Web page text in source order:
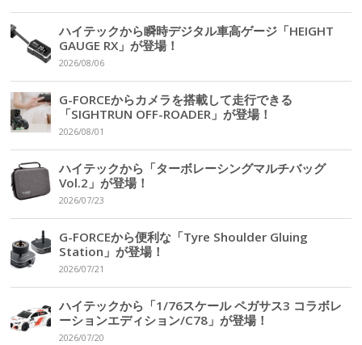
ハイテックから瞬時デジタル車高ゲージ「HEIGHT
GAUGE RX」が登場！
2026/08/06
G-FORCEからカメラを搭載して走行できる
「SIGHTRUN OFF-ROADER」が登場！
2026/08/01
ハイテックから「ターボレーシングマルチバッグ
Vol.2」が登場！
2026/07/23
G-FORCEから便利な「Tyre Shoulder Gluing
Station」が登場！
2026/07/21
ハイテックから「1/76スケール ペガサス3 コラボレ
ーションエディション/C78」が登場！
2026/07/20